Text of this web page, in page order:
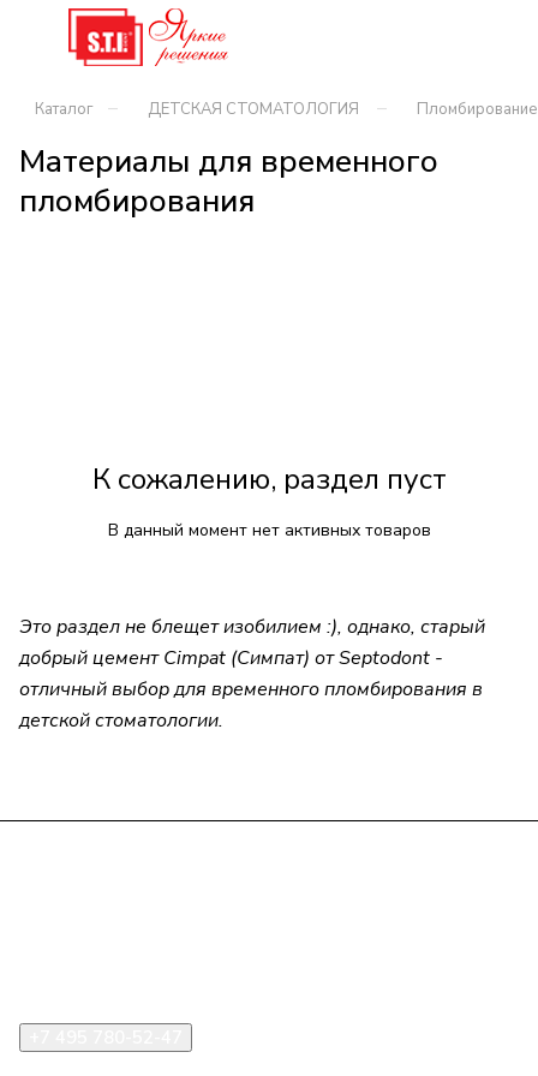
Каталог – ДЕТСКАЯ СТОМАТОЛОГИЯ –
Материалы для временного
пломбирования
К сожалению, раздел пуст
В данный момент нет активных товаров
Это раздел не блещет изобилием :), однако, старый
добрый цемент Cimpat (Симпат) от Septodont -
отличный выбор для временного пломбирования в
детской стоматологии.